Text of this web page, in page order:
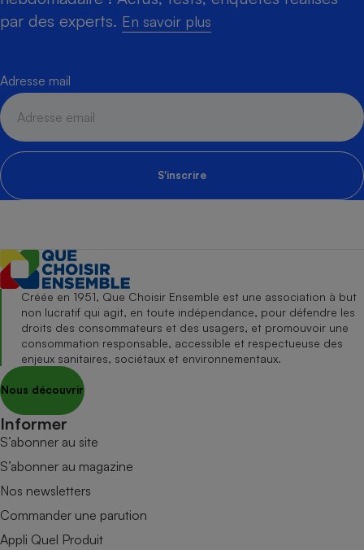
par des experts. En savoir plus
Adresse mail
S'inscrire
Créée en 1951, Que Choisir Ensemble est une association à but
non lucratif qui agit, en toute indépendance, pour défendre les
droits des consommateurs et des usagers, et promouvoir une
consommation responsable, accessible et respectueuse des
enjeux sanitaires, sociétaux et environnementaux.
Nous découvrir
Informer
S’abonner au site
S’abonner au magazine
Nos newsletters
Commander une parution
Appli Quel Produit